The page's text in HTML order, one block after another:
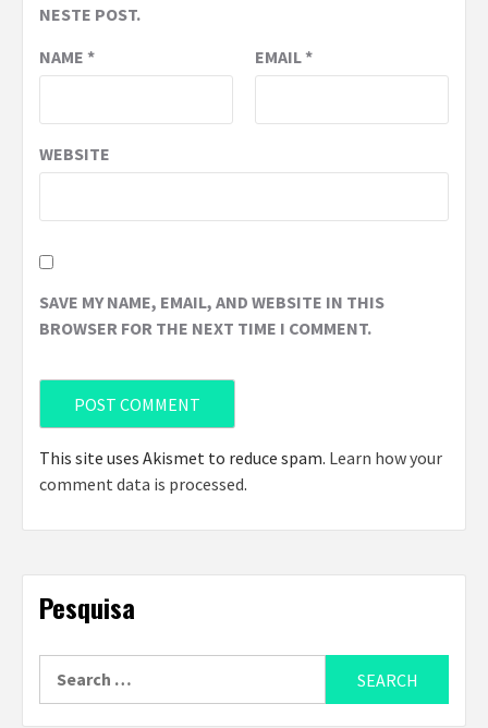
NESTE POST.
NAME * EMAIL*
WEBSITE
SAVE MY NAME, EMAIL, AND WEBSITE IN THIS
BROWSER FOR THE NEXT TIME I COMMENT.
This site uses Akismet to reduce spam. Learn how your
comment data is processed.
Pesquisa